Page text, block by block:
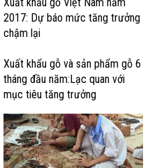
2017: Dự báo mức tăng trưởng
chậm lại
Xuất khẩu gỗ và sản phẩm gỗ 6
tháng đầu năm:Lạc quan với
mục tiêu tăng trưởng